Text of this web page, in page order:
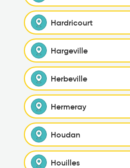
Hardricourt
Hargeville
Herbeville
Hermeray
Houdan
Houilles